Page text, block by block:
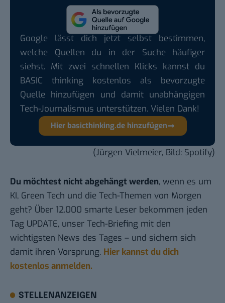
Google lässt dich jetzt selbst bestimmen,
welche Quellen du in der Suche häufiger
siehst. Mit zwei schnellen Klicks kannst du
BASIC thinking kostenlos als bevorzugte
Quelle hinzufügen und damit unabhängigen
Tech-Journalismus unterstützen. Vielen Dank!
Hier basicthinking.de hinzufügen
(Jürgen Vielmeier, Bild: Spotify)
Du möchtest nicht abgehängt werden, wenn es um
KI, Green Tech und die Tech-Themen von Morgen
geht? Über 12.000 smarte Leser bekommen jeden
Tag UPDATE, unser Tech-Briefing mit den
wichtigsten News des Tages – und sichern sich
damit ihren Vorsprung. Hier kannst du dich
kostenlos anmelden.
STELLENANZEIGEN